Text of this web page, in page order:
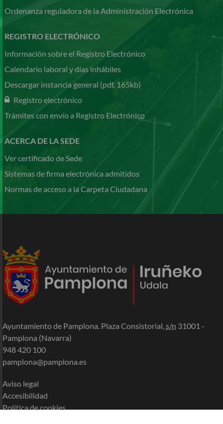
Ordenanza reguladora de la Administración Electrónica
REGISTRO ELECTRÓNICO
Información sobre el Registro Electrónico
Calendario laboral y días inhábiles
Descargar instancia general (pdf, 165kb)
Registro electrónico
Trámites con envío a Registro Electrónico
ACERCA DE LA SEDE
Ver certificado de Sede
Sistemas de firma electrónica admitidos
Normas de acceso a la Carpeta Ciudadana
Ayuntamiento de Pamplona. Plaza Consistorial,s/n 31001 -
Pamplona (Navarra)
948 420 100
pamplona@pamplona.es
Aviso legal
Accesibilidad
Política de cookies